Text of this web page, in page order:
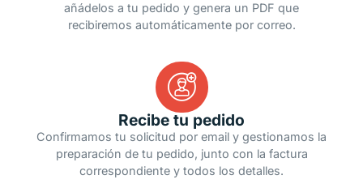
añádelos a tu pedido y genera un PDF que
recibiremos automáticamente por correo.
Recibe tu pedido
Confirmamos tu solicitud por email y gestionamos la
preparación de tu pedido, junto con la factura
correspondiente y todos los detalles.